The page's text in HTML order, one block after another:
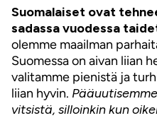
Suomalaiset ovat
sadassa vuodessa
olemme maailman
Suomessa on aivan liian
valitamme pienistä ja
liian hyvin.
vitsistä, silloinkin kun